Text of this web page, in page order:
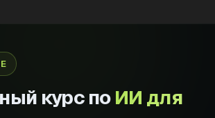
курс поИИ для